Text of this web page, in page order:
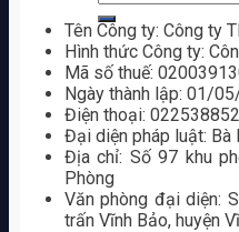
Tên Công ty: Công ty
Hình thức Công ty:
Mã số thuế:
Ngày thành lập: 01/
Điện thoại:
Đại diện pháp luật: Bà
Địa chỉ: Số 97 khu
Phòng
Văn phòng đại diện:
trấn Vĩnh Bảo, huyện